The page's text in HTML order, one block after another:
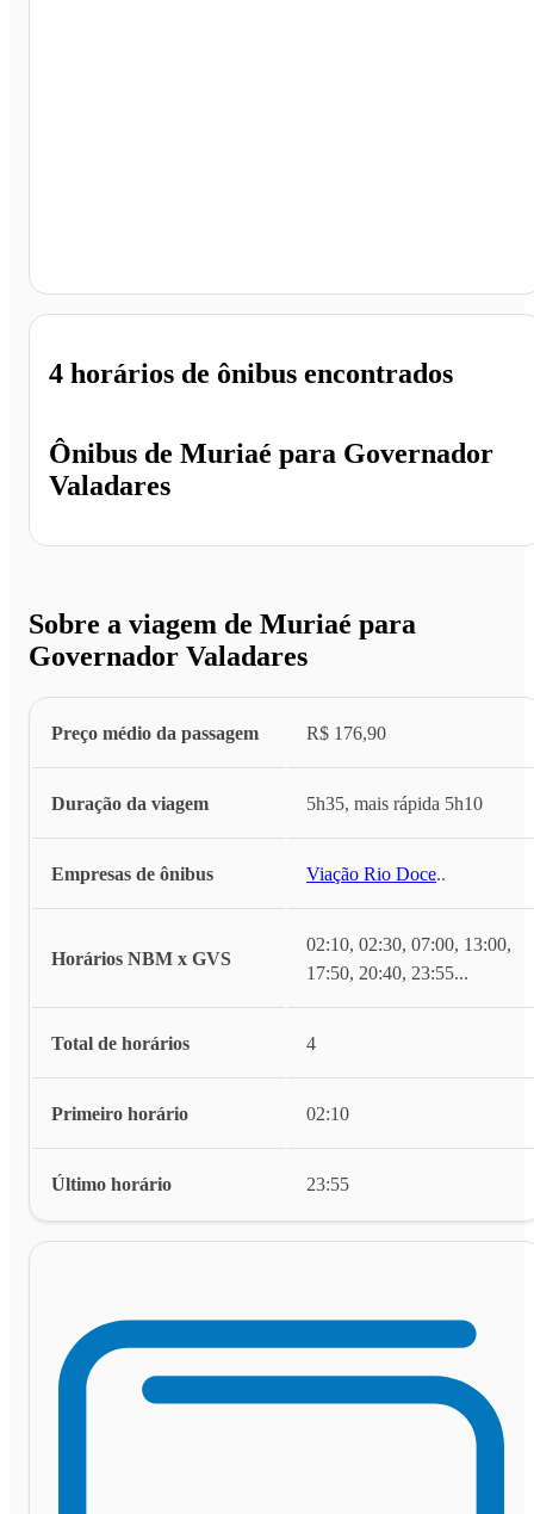
Ônibus de Muriaé para Governador
Valadares
4 horários de ônibus encontrados
Sobre a viagem de Muriaé para
Governador Valadares
Preço médio da passagem R$ 176,90
Duração da viagem 5h35, mais rápida 5h10
Empresas de ônibus Viação Rio Doce...
Horários NBM x GVS
02:10, 02:30, 07:00, 13:00,
17:50, 20:40, 23:55...
Total de horários 4
Primeiro horário 02:10
Último horário 23:55